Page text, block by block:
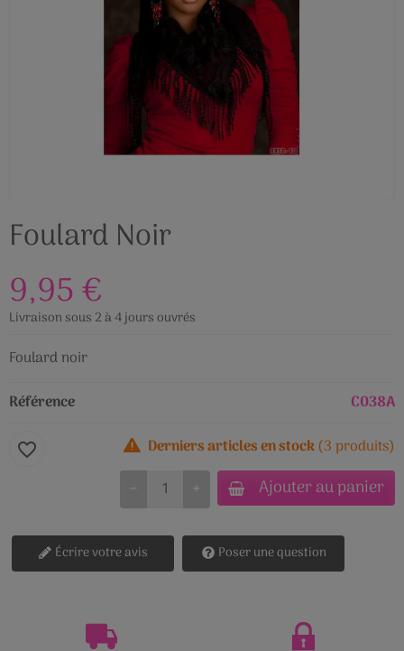
Foulard Noir
9,95 €
Livraison sous 2 à 4 jours ouvrés
Foulard noir
Référence
C038A
Derniers articles en stock(3 produits)
+
− Ajouter au panier
favorite_border
Écrire votre avis Poser une question